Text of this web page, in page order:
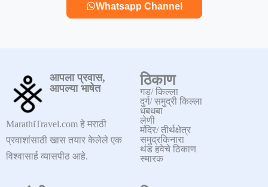
Whatsapp Channel
आपला प्रवास,
आपल्या भाषेत
MarathiTravel.com हे मराठी
प्रवाशांसाठी खास तयार केलेले एक
विश्वासार्ह व्यासपीठ आहे.
ठिकाण
गड/ किल्ला
दुर्ग/ समुद्री किल्ला
धबधबा
लेणी
मंदिर/ तीर्थक्षेत्र
समुद्रकिनारा
थंड हवेचे ठिकाण
स्मारक